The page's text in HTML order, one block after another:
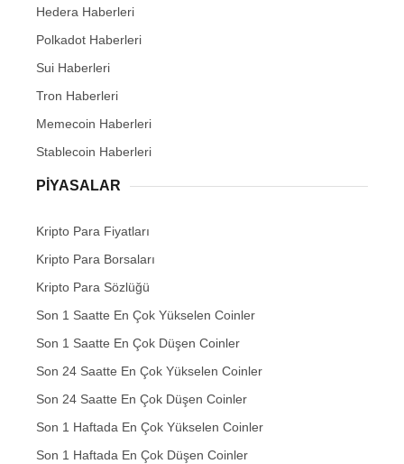
Hedera Haberleri
Polkadot Haberleri
Sui Haberleri
Tron Haberleri
Memecoin Haberleri
Stablecoin Haberleri
PIYASALAR
Kripto Para Fiyatları
Kripto Para Borsaları
Kripto Para Sözlüğü
Son 1 Saatte En Çok Yükselen Coinler
Son 1 Saatte En Çok Düşen Coinler
Son 24 Saatte En Çok Yükselen Coinler
Son 24 Saatte En Çok Düşen Coinler
Son 1 Haftada En Çok Yükselen Coinler
Son 1 Haftada En Çok Düşen Coinler